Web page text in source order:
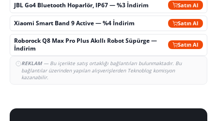
JBL Go4 Bluetooth Hoparlör, IP67 — %3 İndirim Satın Al
Xiaomi Smart Band 9 Active — %4 İndirim Satın Al
Roborock Q8 Max Pro Plus Akıllı Robot Süpürge —
İndirim
Satın Al
REKLAM— Bu içerikte satış ortaklığı bağlantıları bulunmaktadır. Bu
bağlantılar üzerinden yapılan alışverişlerden Teknoblog komisyon
kazanabilir.